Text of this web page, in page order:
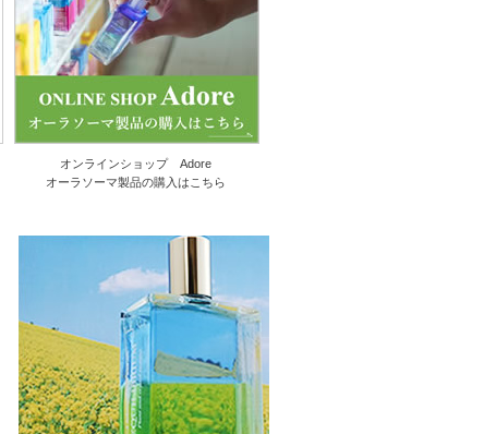
オンラインショップ Adore
オーラソーマ製品の購入はこちら